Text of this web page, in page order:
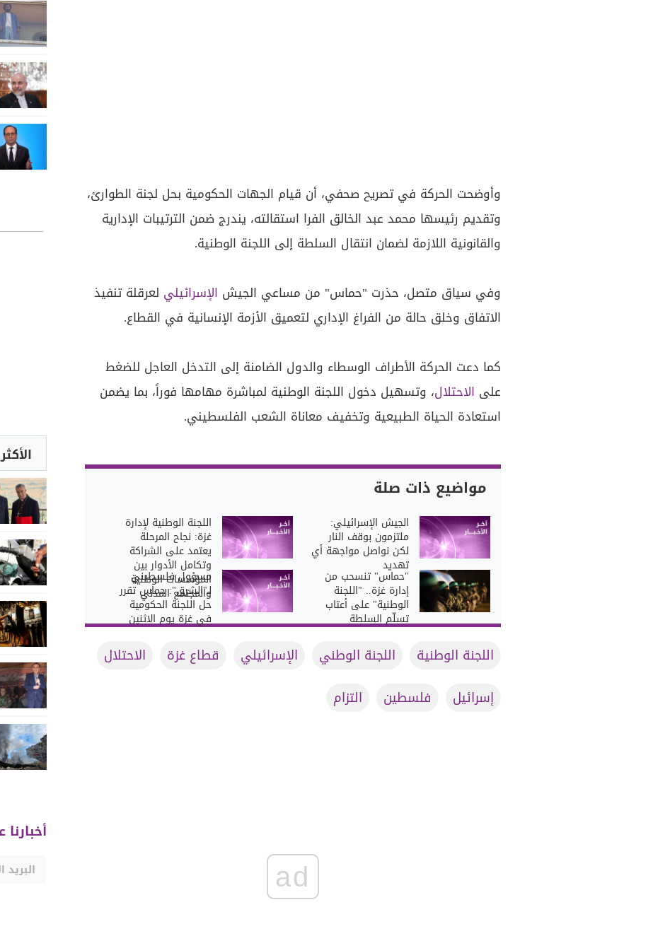
وأوضحت الحركة في تصريح صحفي، أن قيام الجهات الحكومية بحل لجنة الطوارئ،
وتقديم رئيسها محمد عبد الخالق الفرا استقالته، يندرج ضمن الترتيبات الإدارية
والقانونية اللازمة لضمان انتقال السلطة إلى اللجنة الوطنية.
وفي سياق متصل، حذرت "حماس" من مساعي الجيش الإسرائيلي لعرقلة تنفيذ
الاتفاق وخلق حالة من الفراغ الإداري لتعميق الأزمة الإنسانية في القطاع.
كما دعت الحركة الأطراف الوسطاء والدول الضامنة إلى التدخل العاجل للضغط
على الاحتلال، وتسهيل دخول اللجنة الوطنية لمباشرة مهامها فوراً، بما يضمن
استعادة الحياة الطبيعية وتخفيف معاناة الشعب الفلسطيني.
مواضيع ذات صلة
الجيش الإسرائيلي:
ملتزمون بوقف النار
لكن نواصل مواجهة أي
تهديد
اللجنة الوطنية لإدارة
غزة: نجاح المرحلة
يعتمد على الشراكة
وتكامل الأدوار بين
المؤسسات الوطنية
والمجتمع المدني
"حماس" تنسحب من
إدارة غزة.. "اللجنة
الوطنية" على أعتاب
تسلّم السلطة
مسؤول فلسطيني
لـ"الشرق": حماس تقرر
حل اللجنة الحكومية
في غزة يوم الاثنين
اللجنة الوطنية اللجنة الوطني الإسرائيلي قطاع غزة
الاحتلال
إسرائيل
فلسطين التزام
ad